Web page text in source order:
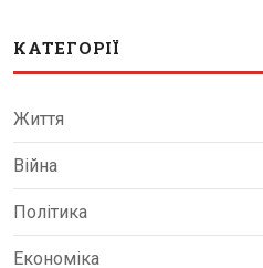
КАТЕГОРІЇ
Життя
Війна
Політика
Економіка